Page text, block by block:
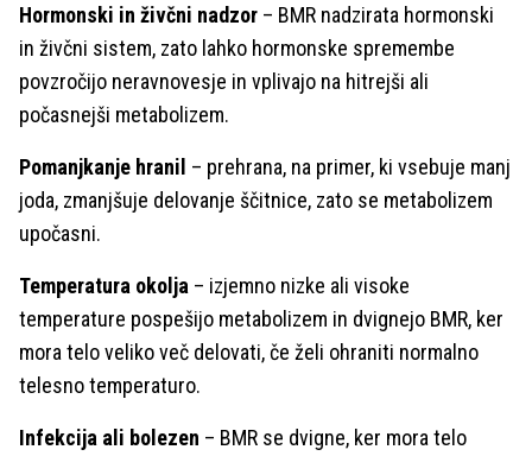
Hormonski in živčni nadzor – BMR nadzirata hormonski
in živčni sistem, zato lahko hormonske spremembe
povzročijo neravnovesje in vplivajo na hitrejši ali
počasnejši metabolizem.
Pomanjkanje hranil – prehrana, na primer, ki vsebuje manj
joda, zmanjšuje delovanje ščitnice, zato se metabolizem
upočasni.
Temperatura okolja – izjemno nizke ali visoke
temperature pospešijo metabolizem in dvignejo BMR, ker
mora telo veliko več delovati, če želi ohraniti normalno
telesno temperaturo.
Infekcija ali bolezen – BMR se dvigne, ker mora telo